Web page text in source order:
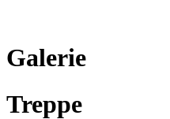
Galerie
Treppe